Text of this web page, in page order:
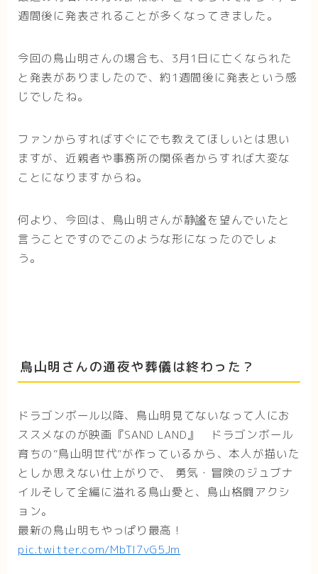
週間後に発表されることが多くなってきました。
今回の鳥山明さんの場合も、3月1日に亡くなられた
と発表がありましたので、約1週間後に発表という感
じでしたね。
ファンからすればすぐにでも教えてほしいとは思い
ますが、近親者や事務所の関係者からすれば大変な
ことになりますからね。
何より、今回は、鳥山明さんが静謐を望んでいたと
言うことですのでこのような形になったのでしょ
う。
鳥山明さんの通夜や葬儀は終わった？
ドラゴンボール以降、鳥山明見てないなって人にお
ススメなのが映画『SAND LAND』 ドラゴンボール
育ちの”鳥山明世代”が作っているから、本人が描いた
としか思えない仕上がりで、 勇気・冒険のジュブナ
イルそして全編に溢れる鳥山愛と、鳥山格闘アクシ
ョン。
最新の鳥山明もやっぱり最高！
pic.twitter.com/MbTI7vG5Jm